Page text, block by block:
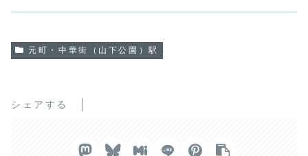
元町・中華街（山下公園）駅
シェアする